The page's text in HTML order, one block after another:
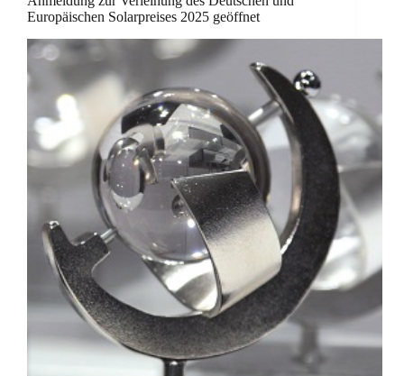
Europäischen Solarpreises 2025 geöffnet